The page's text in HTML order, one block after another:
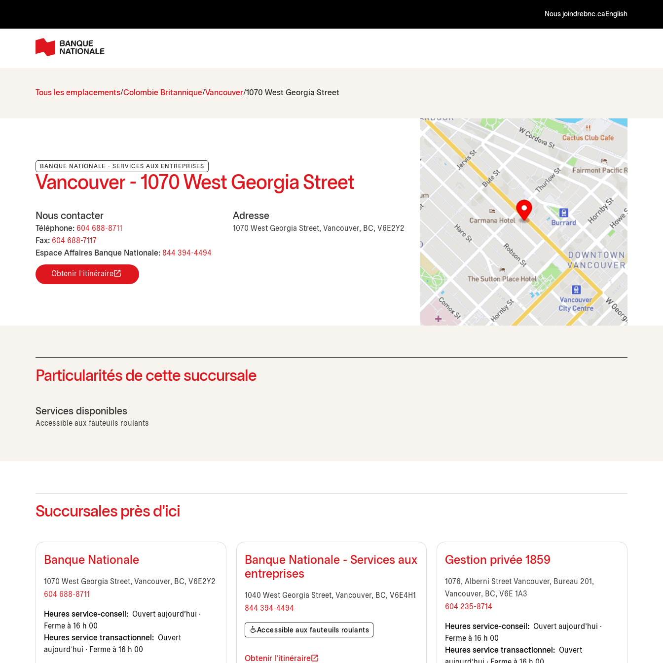
Nous joindrebnc.ca English
Tous les emplacements Colombie Britannique Vancouver 1070 West Georgia Street
BANQUE NATIONALE - SERVICES AUX ENTREPRISES
Vancouver - 1070 West Georgia Street
Nous contacter
Téléphone: 604 688-8711
Fax: 604 688-7117
Espace Affaires Banque Nationale: 844 394-4494
Obtenir l'itinéraire
Adresse
1070 West Georgia Street, Vancouver, BC, V6E2Y2
Particularités de cette succursale
Services disponibles
Accessible aux fauteuils roulants
Succursales près d'ici
Banque Nationale
1070 West Georgia Street, Vancouver, BC, V6E2Y2
604 688-8711
Heures service-conseil: Ouvert aujourd’hui ·
Ferme à 16 h 00
Heures service transactionnel: Ouvert
aujourd’hui · Ferme à 16 h 00
Banque Nationale - Services aux
entreprises
1040 West Georgia Street, Vancouver, BC, V6E4H1
844 394-4494
Accessible aux fauteuils roulants
Obtenir l'itinéraire
Gestion privée 1859
1076, Alberni Street Vancouver, Bureau 201,
Vancouver, BC, V6E 1A3
604 235-8714
Heures service-conseil: Ouvert aujourd’hui ·
Ferme à 16 h 00
Heures service transactionnel: Ouvert